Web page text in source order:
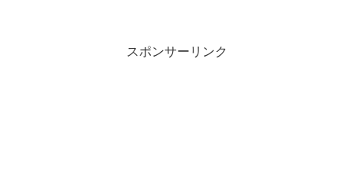
スポンサーリンク